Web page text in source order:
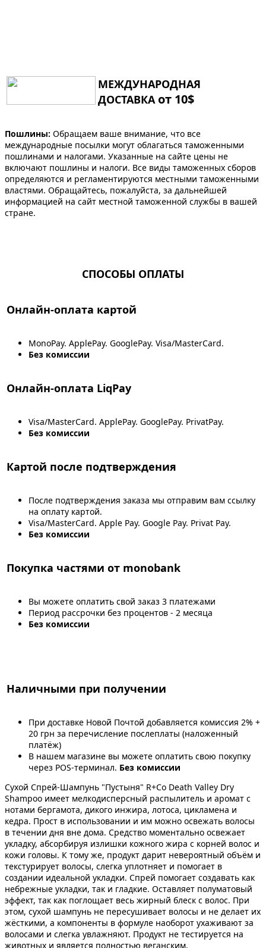
МЕЖДУНАРОДНАЯ
ДОСТАВКА от 10$
Пошлины: Обращаем ваше внимание, что все
международные посылки могут облагаться таможенными
пошлинами и налогами. Указанные на сайте цены не
включают пошлины и налоги. Все виды таможенных сборов
определяются и регламентируются местными таможенными
властями. Обращайтесь, пожалуйста, за дальнейшей
информацией на сайт местной таможенной службы в вашей
стране.
СПОСОБЫ ОПЛАТЫ
Онлайн-оплата картой
MonoPay. ApplePay. GooglePay. Visa/MasterCard.
Без комиссии
Онлайн-оплата LiqPay
Visa/MasterCard. ApplePay. GooglePay. PrivatPay.
Без комиссии
Картой после подтверждения
После подтверждения заказа мы отправим вам ссылку
на оплату картой.
Visa/MasterCard. Apple Pay. Google Pay. Privat Pay.
Без комиссии
Покупка частями от monobank
Вы можете оплатить свой заказ 3 платежами
Период рассрочки без процентов - 2 месяца
Без комиссии
Наличными при получении
При доставке Новой Почтой добавляется комиссия 2% +
20 грн за перечисление послеплаты (наложенный
платёж)
В нашем магазине вы можете оплатить свою покупку
через POS-терминал. Без комиссии
Сухой Cпрей-Шампунь "Пустыня" R+Co Death Valley Dry
Shampoo имеет мелкодисперсный распылитель и аромат с
нотами бергамота, дикого инжира, лотоса, цикламена и
кедра. Прост в использовании и им можно освежать волосы
в течении дня вне дома. Средство моментально освежает
укладку, абсорбируя излишки кожного жира с корней волос и
кожи головы. К тому же, продукт дарит невероятный объём и
текстурирует волосы, слегка уплотняет и помогает в
создании идеальной укладки. Спрей помогает создавать как
небрежные укладки, так и гладкие. Оставляет полуматовый
эффект, так как поглощает весь жирный блеск с волос. При
этом, сухой шампунь не пересушивает волосы и не делает их
жёсткими, а компоненты в формуле наоборот ухаживают за
волосами и слегка увлажняют. Продукт не тестируется на
животных и является полностью веганским.